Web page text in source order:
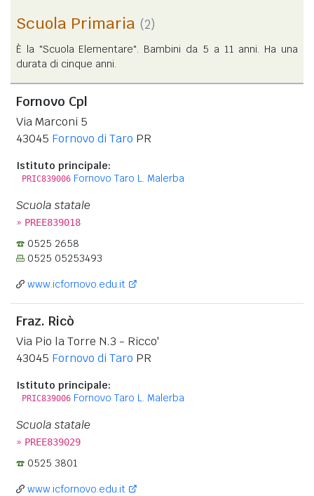
Scuola Primaria (2)
È la "Scuola Elementare". Bambini da 5 a 11 anni. Ha una
durata di cinque anni.
Fornovo Cpl
Via Marconi 5
43045 Fornovo di Taro PR
Istituto principale:
PRIC839006 Fornovo Taro L. Malerba
Scuola statale
» PREE839018
0525 2658
0525 05253493
www.icfornovo.edu.it
Fraz. Ricò
Via Pio la Torre N.3 - Ricco'
43045 Fornovo di Taro PR
Istituto principale:
PRIC839006 Fornovo Taro L. Malerba
Scuola statale
» PREE839029
0525 3801
www.icfornovo.edu.it